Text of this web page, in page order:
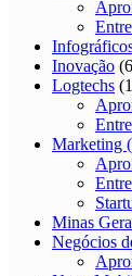
Inovação
Logtechs
Marketing
Minas
Negócios